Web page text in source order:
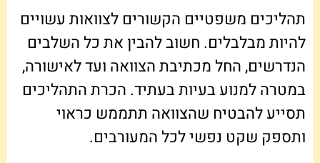
תהליכים משפטיים הקשורים לצוואות עשויים
להיות מבלבלים. חשוב להבין את כל השלבים
הנדרשים, החל מכתיבת הצוואה ועד לאישורה,
במטרה למנוע בעיות בעתיד. הכרת התהליכים
תסייע להבטיח שהצוואה תתממש כראוי
ותספק שקט נפשי לכל המעורבים.